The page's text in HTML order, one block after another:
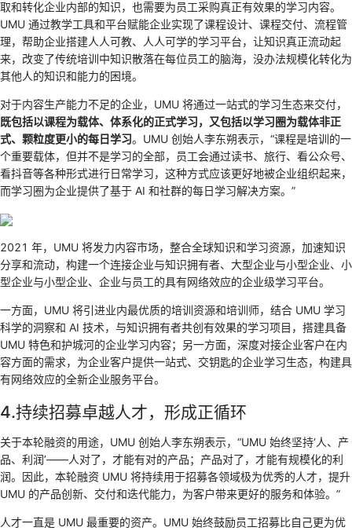
取和转化企业内部的知识，也需要为员工采购真正有效果的学习内容。
UMU 通过教学工具和平台赋能企业实现了课程设计、课程交付、流程管
理，帮助企业搭建人人可教、人人可学的学习平台，让知识真正流动起
来，改变了传统培训中知识散落在每位员工的脑海，没办法规模化转化为
其他人的知识和能力的困境。
对于内容生产能力不足的企业，UMU 将通过一站式的学习生态来交付，
既包括以课程为载体、体系化的正式学习，又包括以学习圈为载体非正
式、颗粒度更小的每日学习。UMU 创始人李东朔表示，“课程是培训的一
个重要载体，但并不是学习的全部，员工会通过读书、旅行、看公众号、
看抖音等各种形式进行日常学习，这种方式应该更好地被企业组织起来，
而学习圈为企业提供了基于 AI 和社群的每日学习解决方案。”
2021 年，UMU 将发力内容市场，整合全球知识和学习资源，加速知识
分享和流动，构建一个连接企业与知识拥有者、大型企业与小型企业、小
型企业与小型企业、企业与员工的具有网络效应的企业级学习平台。
一方面，UMU 将引进业内最优质的培训资源和培训师，结合 UMU 学习
科学的洞察和 AI 技术，与知识拥有者共创有效果的学习项目，搭建具备
UMU 特色和护城河的企业学习内容；另一方面，深度对接企业客户在内
容方面的需求，为企业客户提供一站式、交钥匙的企业学习生态，构建具
有网络效应的全新企业服务平台。
4.持续招募卓越人才，形成正循环
关于本轮融资的用途，UMU 创始人李东朔表示，“UMU 始终坚持‘人、产
品、利润’——人对了，才能有对的产品；产品对了，才能有规模化的利
润。因此，本轮融资 UMU 将持续用于招募各领域极为优秀的人才，提升
UMU 的产品创新、交付和迭代能力，为客户带来更好的服务和体验。”
人才一直是 UMU 最重要的资产。UMU 始终鼓励员工招募比自己更为优